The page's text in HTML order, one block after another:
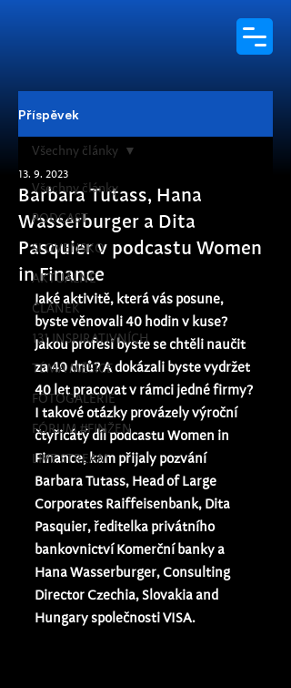
Příspěvek
Všechny články
PODCAST
SLOVENSKO
AKTUÁLNĚ
ČLÁNEK
131 INSPIRATIVNÍCH
TÉMA MĚSÍCE
FOTOGALERIE
FÓRUM #FINŽEN
LIVE STREAM
Všechny články
Barbara Tutass, Hana
Wasserburger a Dita
Pasquier v podcastu Women
in Finance
13. 9. 2023
Jaké aktivitě, která vás posune,
byste věnovali 40 hodin v kuse?
Jakou profesi byste se chtěli naučit
za 40 dnů? A dokázali byste vydržet
40 let pracovat v rámci jedné firmy?
I takové otázky provázely výroční
čtyřicátý díl podcastu Women in
Finance, kam přijaly pozvání
Barbara Tutass, Head of Large
Corporates Raiffeisenbank, Dita
Pasquier, ředitelka privátního
bankovnictví Komerční banky a
Hana Wasserburger, Consulting
Director Czechia, Slovakia and
Hungary společnosti VISA.